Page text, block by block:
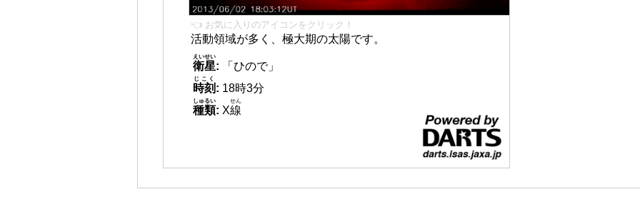
👈 お気に入りのアイコンをクリック！
活動領域が多く、極大期の太陽です。
衛星
えいせい
:
「ひので」
時刻
じこく
: 18時3分
種類
しゅるい
: X線
せん